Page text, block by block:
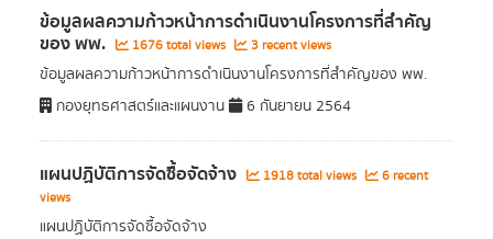
ข้อมูลผลความก้าวหน้าการดำเนินงานโครงการที่สำคัญ
ของ พพ. 1676 total views 3 recent views
ข้อมูลผลความก้าวหน้าการดำเนินงานโครงการที่สำคัญของ พพ.
กองยุทธศาสตร์และแผนงาน
6 กันยายน 2564
แผนปฏิบัติการจัดซื้อจัดจ้าง 1918 total views
6 recent
views
แผนปฏิบัติการจัดซื้อจัดจ้าง